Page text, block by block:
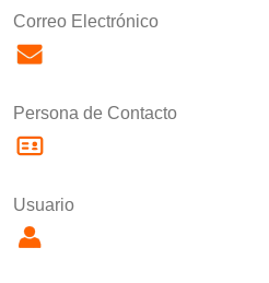
Correo Electrónico
Persona de Contacto
Usuario